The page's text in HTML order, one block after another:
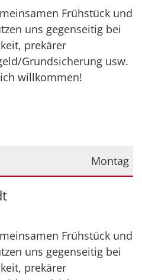
Frühstück und
uns gegenseitig bei
prekärer
Grundsicherung usw.
willkommen!
Montag
Frühstück und
uns gegenseitig bei
prekärer